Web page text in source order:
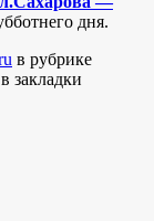
дня.
в рубрике
закладки